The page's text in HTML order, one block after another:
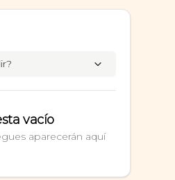
vacío
aparecerán aquí